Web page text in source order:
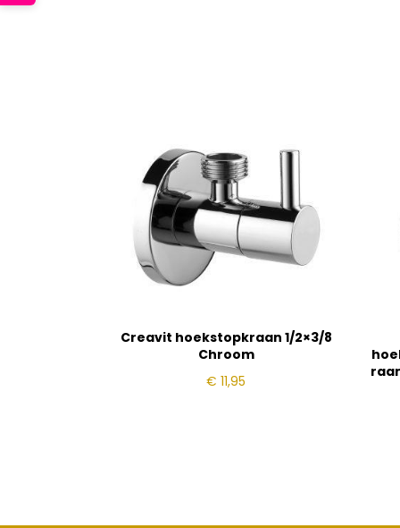
Creavit hoekstopkraan 1/2×3/8
Chroom
€ 11,95